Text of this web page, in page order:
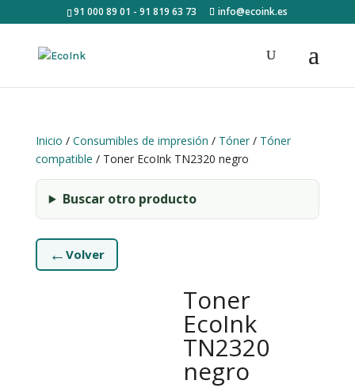
91 000 89 01 - 91 819 63 73 info@ecoink.es
Inicio / Consumibles de impresión / Tóner/ Tóner
compatible / Toner EcoInk TN2320 negro
Buscar otro producto
← Volver
Toner
EcoInk
TN2320
negro